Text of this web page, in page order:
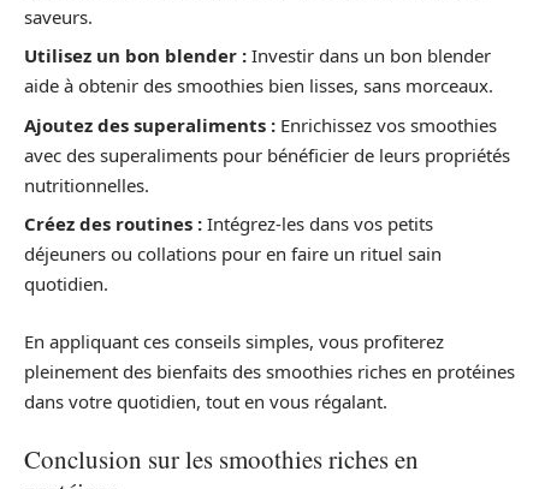
saveurs.
Utilisez un bon blender : Investir dans un bon blender
aide à obtenir des smoothies bien lisses, sans morceaux.
Ajoutez des superaliments : Enrichissez vos smoothies
avec des superaliments pour bénéficier de leurs propriétés
nutritionnelles.
Créez des routines : Intégrez-les dans vos petits
déjeuners ou collations pour en faire un rituel sain
quotidien.
En appliquant ces conseils simples, vous profiterez
pleinement des bienfaits des smoothies riches en protéines
dans votre quotidien, tout en vous régalant.
Conclusion sur les smoothies riches en